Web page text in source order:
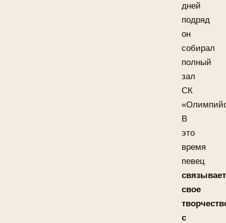
дней
подряд
он
собирал
полный
зал
СК
В
это
время
певец
связывает
свое
с